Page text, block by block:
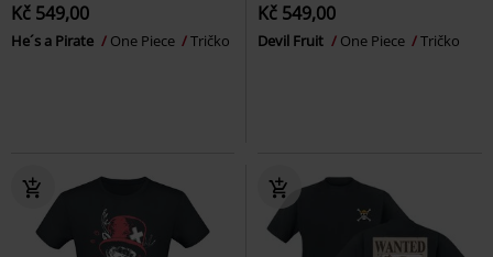
Kč 549,00
He´s a Pirate One Piece Tričko
Kč 549,00
Devil Fruit One Piece Tričko